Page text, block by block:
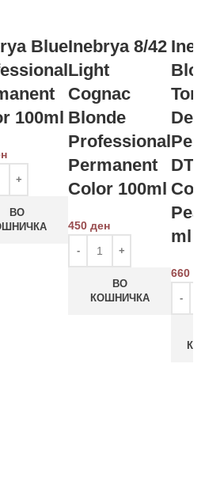
Blue
100ml
ВО
Inebrya 8/42
Light
Cognac
Blonde
Professional
Permanent
Color 100ml
450 ден
ВО
КОШНИЧКА
ml
660